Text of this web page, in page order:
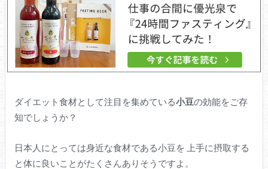
ダイエット食材として注目を集めている小豆の効能をご存
知でしょうか？
日本人にとっては身近な食材である小豆を 上手に摂取する
と体に良いことがたくさんありそうですよ。